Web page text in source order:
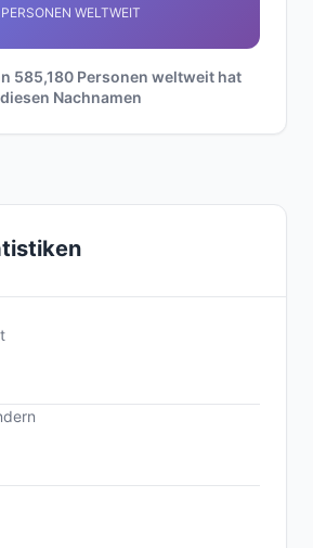
PERSONEN WELTWEIT
585,180 Personen weltweit hat
diesen Nachnamen